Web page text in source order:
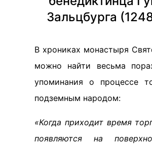
Зальцбурга
В хрониках монастыря
можно найти весьма
упоминания о процессе
подземным народом:
«Когда приходит время
появляются на